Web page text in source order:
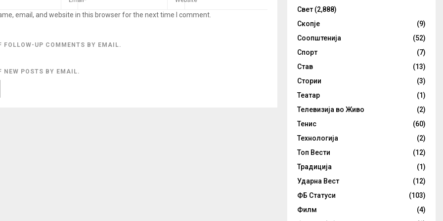
email, and website in this browser for the next time I comment.
FOLLOW-UP COMMENTS BY EMAIL.
NEW POSTS BY EMAIL.
Свет (2,888)
Скопје
(9)
Соопштенија
(52)
Спорт
(7)
Став
(13)
Стории
(3)
Театар
(1)
Телевизија во Живо
(2)
Тенис
(60)
Технологија
(2)
Топ Вести
(12)
Традиција
(1)
Ударна Вест
(12)
ФБ Статуси
(103)
Филм
(4)